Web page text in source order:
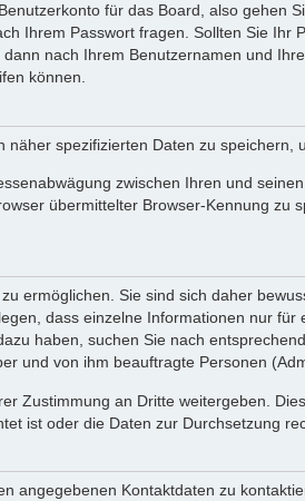
für das Board, also gehen
Ihrem Passwort fragen. Sollten Sie Ihr
nach Ihrem Benutzernamen und
können.
spezifizierten Daten zu speichern,
zwischen Ihren und
übermittelter Browser-Kennung
ermöglichen. Sie sind sich daher
dass einzelne Informationen nur
haben, suchen Sie nach
und von ihm beauftragte Personen
Zustimmung an Dritte weitergeben.
ist oder die Daten zur Durchsetzung
angegebenen Kontaktdaten zu